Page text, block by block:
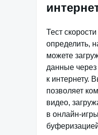
Тест
определить,
можете
данные
к интернету.
позволяет
видео,
в онлайн-